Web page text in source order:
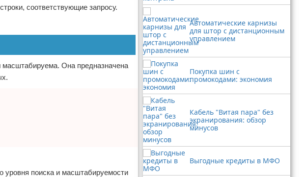
соответствующие запросу.
масштабируема. Она предназначена
уровня поиска и масштабируемости
Автоматические карнизы
для штор с дистанционным
управлением
Покупка шин с
промокодами: экономия
Кабель "Витая пара" без
экранирования: обзор
минусов
Выгодные кредиты в МФО